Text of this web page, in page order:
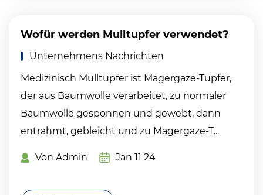
Wofür werden Mulltupfer verwendet?
Unternehmens Nachrichten
Medizinisch Mulltupfer ist Magergaze-Tupfer,
der aus Baumwolle verarbeitet, zu normaler
Baumwolle gesponnen und gewebt, dann
entrahmt, gebleicht und zu Magergaze-T...
Von Admin Jan 11 24